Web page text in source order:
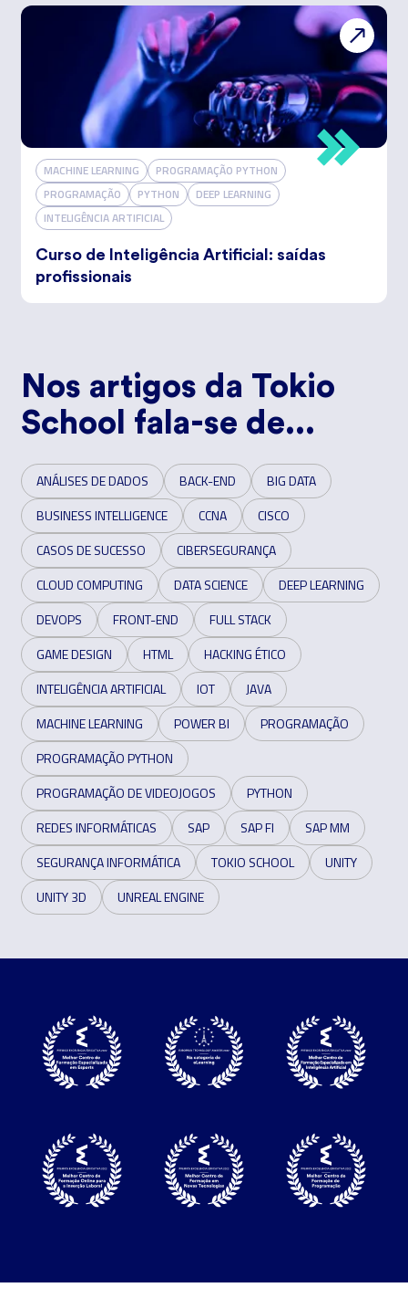
MACHINE LEARNING
PROGRAMAÇÃO PYTHON
PROGRAMAÇÃO
PYTHON
DEEP LEARNING
INTELIGÊNCIA ARTIFICIAL
Curso de Inteligência Artificial: saídas
profissionais
Nos artigos da Tokio
School fala-se de...
ANÁLISES DE DADOS BACK-END
BIG DATA
BUSINESS INTELLIGENCE
CCNA
CISCO
CASOS DE SUCESSO
CIBERSEGURANÇA
CLOUD COMPUTING
DATA SCIENCE
DEEP LEARNING
DEVOPS
FRONT-END
FULL STACK
GAME DESIGN
HTML
HACKING ÉTICO
INTELIGÊNCIA ARTIFICIAL
IOT
JAVA
MACHINE LEARNING
POWER BI
PROGRAMAÇÃO
PROGRAMAÇÃO PYTHON
PROGRAMAÇÃO DE VIDEOJOGOS
PYTHON
REDES INFORMÁTICAS
SAP SAP FI
SAP MM
SEGURANÇA INFORMÁTICA
TOKIO SCHOOL
UNITY
UNITY 3D
UNREAL ENGINE